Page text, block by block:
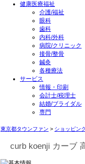
健康医療福祉
介護/福祉
眼科
歯科
内科/外科
病院/クリニック
接骨/整骨
鍼灸
各種療法
サービス
情報・印刷
会計士/税理士
結婚/ブライダル
専門
東京都タウンファン > ショッピン
curb koenji カーブ